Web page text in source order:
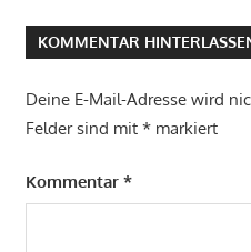
KOMMENTAR
Deine E-Mail-Adresse wird
Felder sind mit *markiert
Kommentar *